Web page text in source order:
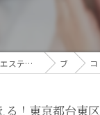
東京都浅草橋のエステなら目の、シワとたるみのフェイシャル専門店 regalo ブログ コラム
る！東京都台東